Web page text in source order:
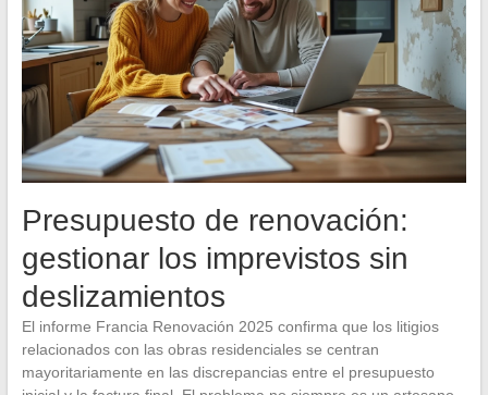
Presupuesto de renovación:
gestionar los imprevistos sin
deslizamientos
El informe Francia Renovación 2025 confirma que los litigios
relacionados con las obras residenciales se centran
mayoritariamente en las discrepancias entre el presupuesto